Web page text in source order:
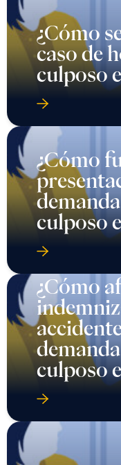
¿Cómo
caso de
culposo
¿Cómo
culposo
¿Cómo
culposo